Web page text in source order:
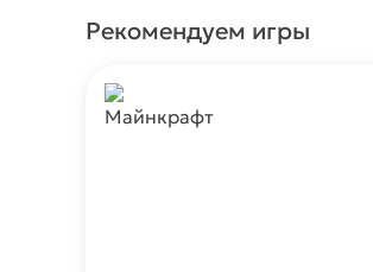
Рекомендуем игры